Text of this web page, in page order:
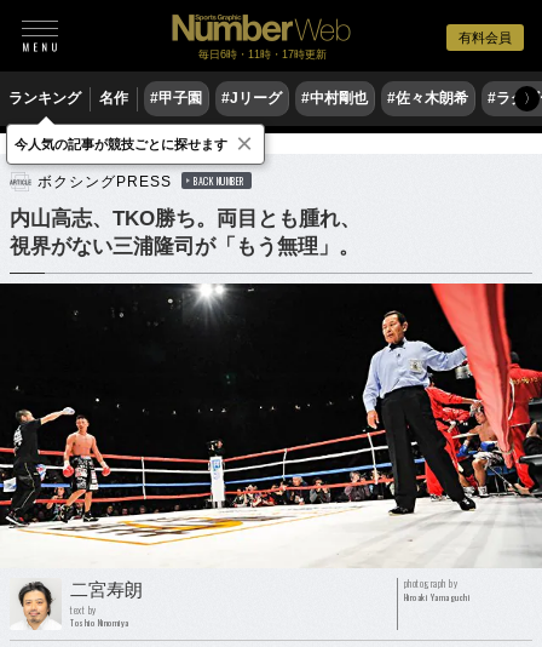
有料会員
毎日6時・11時・17時更新
ランキング 名作 #甲子園 #Jリーグ #中村剛也 #佐々木朗希 #ラグ〉
格闘技 ボクシング
ボクシングPRESS BACK NUMBER
内山高志、TKO勝ち。両目とも腫れ、
視界がない三浦隆司が「もう無理」。
二宮寿朗
text by
Toshio Ninomiya
photograph by
Hiroaki Yamaguchi
今人気の記事が競技ごとに探せます ×